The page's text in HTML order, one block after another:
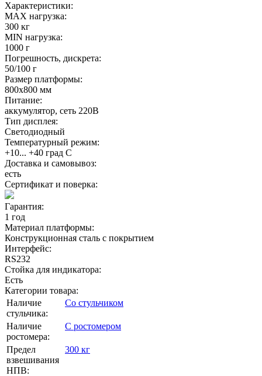
Характеристики:
MAX нагрузка:
300 кг
MIN нагрузка:
1000 г
Погрешность, дискрета:
50/100 г
Размер платформы:
800х800 мм
Питание:
аккумулятор, сеть 220В
Тип дисплея:
Светодиодный
Температурный режим:
+10... +40 град С
Доставка и самовывоз:
есть
Сертификат и поверка:
Гарантия:
1 год
Материал платформы:
Конструкционная сталь с покрытием
Интерфейс:
RS232
Стойка для индикатора:
Есть
Категории товара:
Наличие
стульчика:
Со стульчиком
Наличие
ростомера:
С ростомером
Предел
взвешивания
НПВ:
300 кг